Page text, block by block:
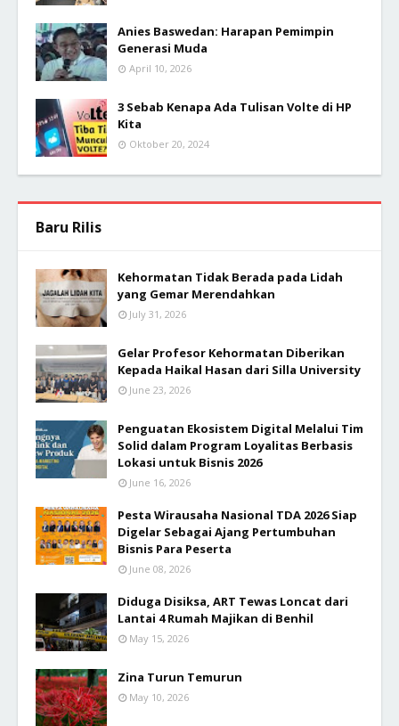
Anies Baswedan: Harapan Pemimpin
Generasi Muda
April 10, 2026
3 Sebab Kenapa Ada Tulisan Volte di HP
Kita
Oktober 20, 2024
Baru Rilis
Kehormatan Tidak Berada pada Lidah
yang Gemar Merendahkan
July 31, 2026
Gelar Profesor Kehormatan Diberikan
Kepada Haikal Hasan dari Silla University
June 23, 2026
Penguatan Ekosistem Digital Melalui Tim
Solid dalam Program Loyalitas Berbasis
Lokasi untuk Bisnis 2026
June 16, 2026
Pesta Wirausaha Nasional TDA 2026 Siap
Digelar Sebagai Ajang Pertumbuhan
Bisnis Para Peserta
June 08, 2026
Diduga Disiksa, ART Tewas Loncat dari
Lantai 4 Rumah Majikan di Benhil
May 15, 2026
Zina Turun Temurun
May 10, 2026